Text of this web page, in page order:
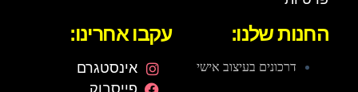
החנות שלנו:
דרכונים בעיצוב אישי
עקבו אחרינו:
אינסטגרם